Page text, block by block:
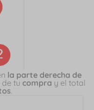
la parte derecha de
de tu compra y el total
.